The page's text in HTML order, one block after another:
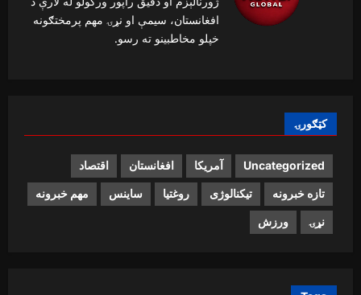
افغانستان، سیمې او نړۍ مهم پرمختګونه
خپلو مخاطبینو ته رسو.
کټګورۍ
Uncategorized آمریکا افغانستان اقتصاد
تازه خبرونه تیکنالوژی روغتیا ساینس مهم خبرونه
نړۍ ورزش